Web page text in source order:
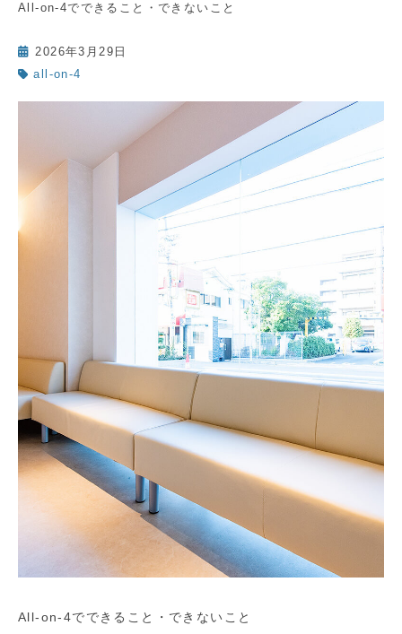
All-on-4でできること・できないこと
2026年3月29日
all-on-4
All-on-4でできること・できないこと